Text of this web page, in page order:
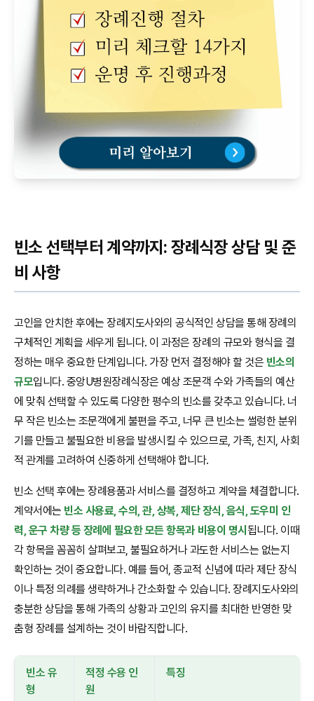
빈소 선택부터 계약까지: 장례식장 상담 및 준
비 사항
고인을 안치한 후에는 장례지도사와의 공식적인 상담을 통해 장례의
구체적인 계획을 세우게 됩니다. 이 과정은 장례의 규모와 형식을 결
정하는 매우 중요한 단계입니다. 가장 먼저 결정해야 할 것은 빈소의
규모입니다. 중앙U병원장례식장은 예상 조문객 수와 가족들의 예산
에 맞춰 선택할 수 있도록 다양한 평수의 빈소를 갖추고 있습니다. 너
무 작은 빈소는 조문객에게 불편을 주고, 너무 큰 빈소는 썰렁한 분위
기를 만들고 불필요한 비용을 발생시킬 수 있으므로, 가족, 친지, 사회
적 관계를 고려하여 신중하게 선택해야 합니다.
빈소 선택 후에는 장례용품과 서비스를 결정하고 계약을 체결합니다.
계약서에는 빈소 사용료, 수의, 관, 상복, 제단 장식, 음식, 도우미 인
력, 운구 차량 등 장례에 필요한 모든 항목과 비용이 명시 됩니다. 이때
각 항목을 꼼꼼히 살펴보고, 불필요하거나 과도한 서비스는 없는지
확인하는 것이 중요합니다. 예를 들어, 종교적 신념에 따라 제단 장식
이나 특정 의례를 생략하거나 간소화할 수 있습니다. 장례지도사와의
충분한 상담을 통해 가족의 상황과 고인의 유지를 최대한 반영한 맞
춤형 장례를 설계하는 것이 바람직합니다.
빈소 유
형
적정 수용 인
원
특징